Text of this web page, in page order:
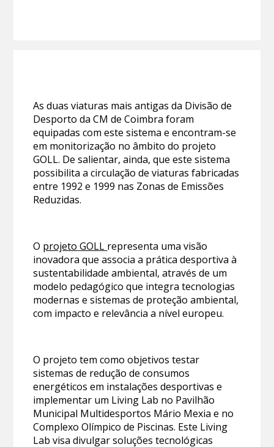
As duas viaturas mais antigas da Divisão de
Desporto da CM de Coimbra foram
equipadas com este sistema e encontram-se
em monitorização no âmbito do projeto
GOLL. De salientar, ainda, que este sistema
possibilita a circulação de viaturas fabricadas
entre 1992 e 1999 nas Zonas de Emissões
Reduzidas.
O projeto GOLL representa uma visão
inovadora que associa a prática desportiva à
sustentabilidade ambiental, através de um
modelo pedagógico que integra tecnologias
modernas e sistemas de proteção ambiental,
com impacto e relevância a nível europeu.
O projeto tem como objetivos testar
sistemas de redução de consumos
energéticos em instalações desportivas e
implementar um Living Lab no Pavilhão
Municipal Multidesportos Mário Mexia e no
Complexo Olímpico de Piscinas. Este Living
Lab visa divulgar soluções tecnológicas